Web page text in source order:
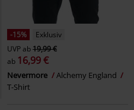
-15%
Exklusiv
UVPab19,99 €
ab 16,99 €
Nevermore
Alchemy England
T-Shirt